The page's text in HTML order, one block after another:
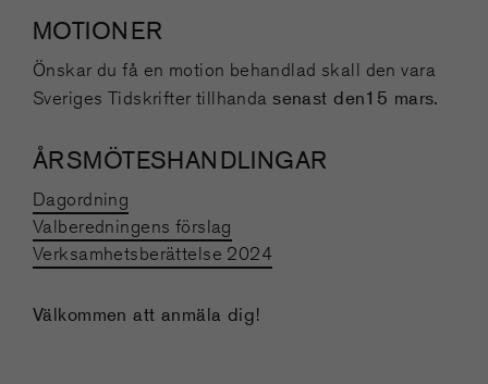
MOTIONER
Önskar du få en motion behandlad skall den vara
Sveriges Tidskrifter tillhandasenast den15 mars.
ÅRSMÖTESHANDLINGAR
​Dagordning
Valberedningens förslag
Verksamhetsberättelse 2024
Välkommen att anmäla dig!